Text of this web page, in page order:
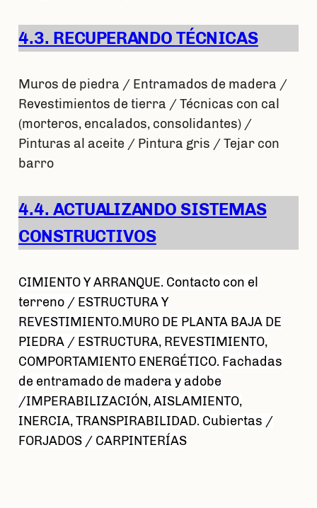
4.3. RECUPERANDO TÉCNICAS
Muros de piedra / Entramados de madera /
Revestimientos de tierra / Técnicas con cal
(morteros, encalados, consolidantes) /
Pinturas al aceite / Pintura gris / Tejar con
barro
4.4. ACTUALIZANDO SISTEMAS
CONSTRUCTIVOS
CIMIENTO Y ARRANQUE. Contacto con el
terreno / ESTRUCTURA Y
REVESTIMIENTO.MURO DE PLANTA BAJA DE
PIEDRA / ESTRUCTURA, REVESTIMIENTO,
COMPORTAMIENTO ENERGÉTICO. Fachadas
de entramado de madera y adobe
/IMPERABILIZACIÓN, AISLAMIENTO,
INERCIA, TRANSPIRABILIDAD. Cubiertas /
FORJADOS / CARPINTERÍAS